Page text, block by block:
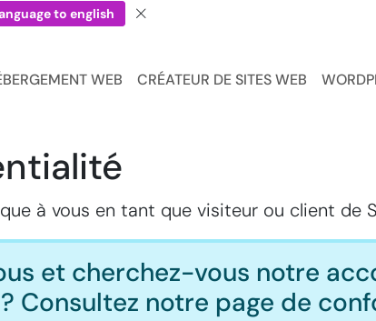
to english
WEB CRÉATEUR DE SITES WEB
à vous en tant que visiteur ou client de
et cherchez-vous notre
Consultez notre page de